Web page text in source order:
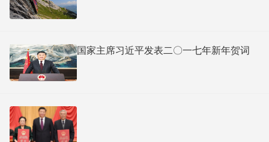
国家主席习近平发表二〇一七年新年贺词